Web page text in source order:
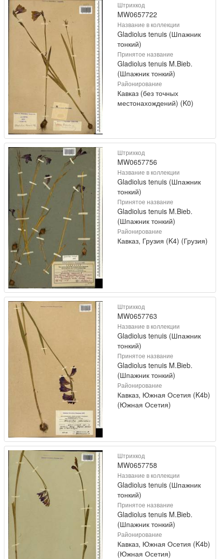
Штрихкод
MW0657722
Название в коллекции
Gladiolus tenuis (Шпажник
тонкий)
Принятое название
Gladiolus tenuis M.Bieb.
(Шпажник тонкий)
Районирование
Кавказ (без точных
местонахождений) (K0)
Штрихкод
MW0657756
Название в коллекции
Gladiolus tenuis (Шпажник
тонкий)
Принятое название
Gladiolus tenuis M.Bieb.
(Шпажник тонкий)
Районирование
Кавказ, Грузия (K4) (Грузия)
Штрихкод
MW0657763
Название в коллекции
Gladiolus tenuis (Шпажник
тонкий)
Принятое название
Gladiolus tenuis M.Bieb.
(Шпажник тонкий)
Районирование
Кавказ, Южная Осетия (K4b)
(Южная Осетия)
Штрихкод
MW0657758
Название в коллекции
Gladiolus tenuis (Шпажник
тонкий)
Принятое название
Gladiolus tenuis M.Bieb.
(Шпажник тонкий)
Районирование
Кавказ, Южная Осетия (K4b)
(Южная Осетия)